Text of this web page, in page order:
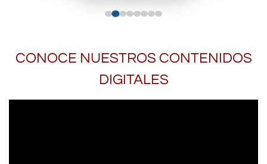
CONOCE NUESTROS CONTENIDOS
DIGITALES